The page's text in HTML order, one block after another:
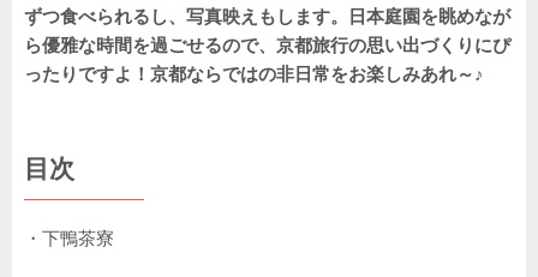
ずつ食べられるし、写真映えもします。日本庭園を眺めなが
ら優雅な時間を過ごせるので、京都旅行の思い出づくりにぴ
ったりですよ！京都ならではの非日常をお楽しみあれ～♪
目次
・下鴨茶寮